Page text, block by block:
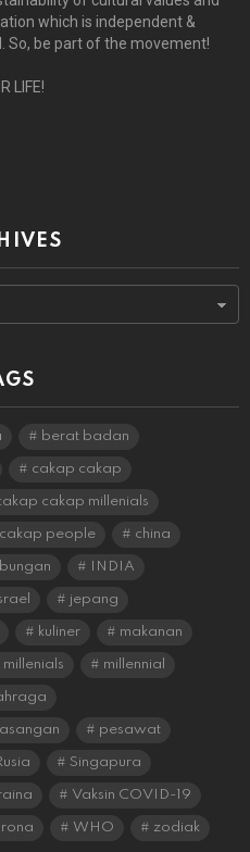
which is independent &
So, be part of the movement!
LIFE!
berat badan
cakap cakap
cakap millenials
cakap people china
INDIA
jepang
kuliner makanan
millenials millennial
pesawat
Singapura
Vaksin COVID-19
WHO zodiak